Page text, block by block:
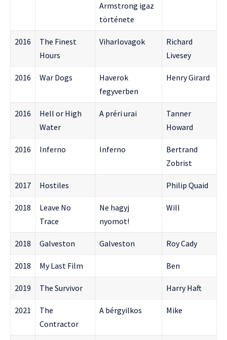
Armstrong igaz
története
2016
The Finest
Hours
Viharlovagok
Richard
Livesey
2016 War Dogs
Haverok
fegyverben
Henry Girard
2016
Hell or High
Water
A préri urai
Tanner
Howard
2016 Inferno Inferno
Bertrand
Zobrist
2017 Hostiles Philip Quaid
2018
Leave No
Trace
Ne hagyj
nyomot!
Will
2018 Galveston Galveston Roy Cady
2018 My Last Film Ben
2019 The Survivor Harry Haft
2021
The
Contractor
A bérgyilkos Mike